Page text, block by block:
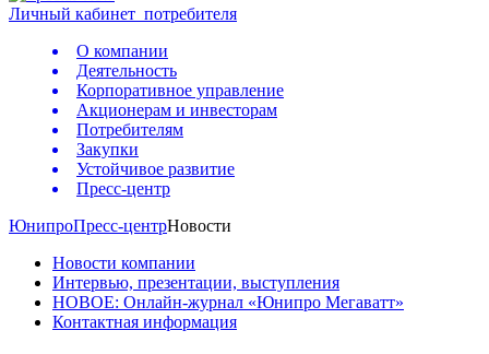
Личный кабинет потребителя
О компании
Деятельность
Корпоративное управление
Акционерам и инвесторам
Потребителям
Закупки
Устойчивое развитие
Пресс-центр
ЮнипроПресс-центрНовости
Новости компании
Интервью, презентации, выступления
НОВОЕ: Онлайн-журнал «Юнипро Мегаватт»
Контактная информация